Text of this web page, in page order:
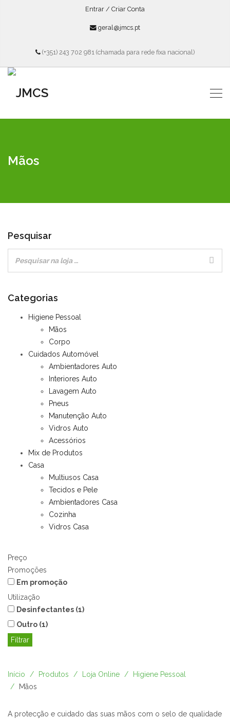
Entrar / Criar Conta
geral@jmcs.pt
(+351) 243 702 981 (chamada para rede fixa nacional)
Mãos
Pesquisar
Categorias
Higiene Pessoal
Mãos
Corpo
Cuidados Automóvel
Ambientadores Auto
Interiores Auto
Lavagem Auto
Pneus
Manutenção Auto
Vidros Auto
Acessórios
Mix de Produtos
Casa
Multiusos Casa
Tecidos e Pele
Ambientadores Casa
Cozinha
Vidros Casa
Preço
Promoções
Em promoção
Utilização
Desinfectantes (1)
Outro (1)
Filtrar
Início Produtos Loja Online
Higiene Pessoal
Mãos
A protecção e cuidado das suas mãos com o selo de qualidade